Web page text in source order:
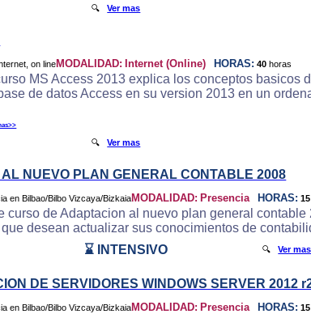
🔍Ver mas
MODALIDAD: Internet (Online) HORAS: 40 horas
MS Access 2013 explica los conceptos basicos
de datos Access en su version 2013 en un
🔍Ver mas
NUEVO PLAN GENERAL CONTABLE 2008
MODALIDAD: Presencia HORAS: 15
curso de Adaptacion al nuevo plan general
desean actualizar sus conocimientos de
⌛ INTENSIVO 🔍Ver mas
DE SERVIDORES WINDOWS SERVER 2012
MODALIDAD: Presencia HORAS: 15